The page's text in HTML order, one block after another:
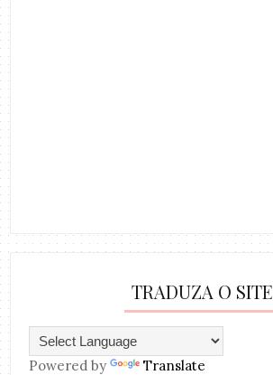
TRADUZA O SITE
Powered by Translate